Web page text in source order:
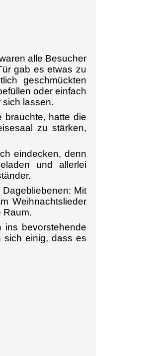
alle Besucher
gab es etwas zu
geschmückten
oder einfach
sich lassen.
brauchte, hatte die
zu stärken,
eindecken, denn
und allerlei
Mit
Weihnachtslieder
Raum.
ins bevorstehende
sich einig, dass es